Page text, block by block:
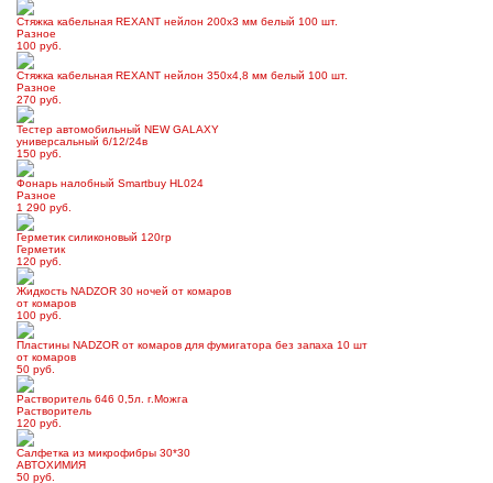
Стяжка кабельная REXANT нейлон 200х3 мм белый 100 шт.
Разное
100 руб.
Стяжка кабельная REXANT нейлон 350х4,8 мм белый 100 шт.
Разное
270 руб.
Тестер автомобильный NEW GALAXY
универсальный 6/12/24в
150 руб.
Фонарь налобный Smartbuy HL024
Разное
1 290 руб.
Герметик силиконовый 120гр
Герметик
120 руб.
Жидкость NADZOR 30 ночей от комаров
от комаров
100 руб.
Пластины NADZOR от комаров для фумигатора без запаха 10 шт
от комаров
50 руб.
Растворитель 646 0,5л. г.Можга
Растворитель
120 руб.
Салфетка из микрофибры 30*30
АВТОХИМИЯ
50 руб.